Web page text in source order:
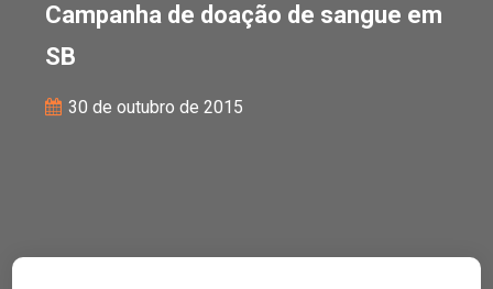
Campanha de doação de sangue em
SB
30 de outubro de 2015